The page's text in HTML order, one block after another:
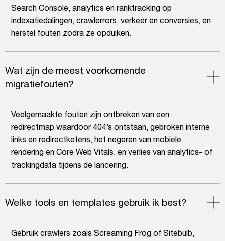
Search Console, analytics en ranktracking op
indexatiedalingen, crawlerrors, verkeer en conversies, en
herstel fouten zodra ze opduiken.
Wat zijn de meest voorkomende
migratiefouten?
Veelgemaakte fouten zijn ontbreken van een
redirectmap waardoor 404’s ontstaan, gebroken interne
links en redirectketens, het negeren van mobiele
rendering en Core Web Vitals, en verlies van analytics- of
trackingdata tijdens de lancering.
Welke tools en templates gebruik ik best?
Gebruik crawlers zoals Screaming Frog of Sitebulb,